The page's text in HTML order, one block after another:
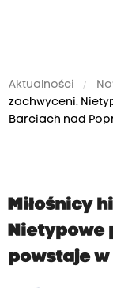
Aktualności
zachwyceni.
Barciach nad
Miłośnicy
Nietypowe
powstaje